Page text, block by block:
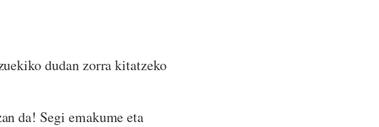
dudan zorra kitatzeko
da! Segi emakume eta